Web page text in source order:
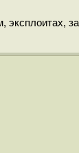
эксплоитах,